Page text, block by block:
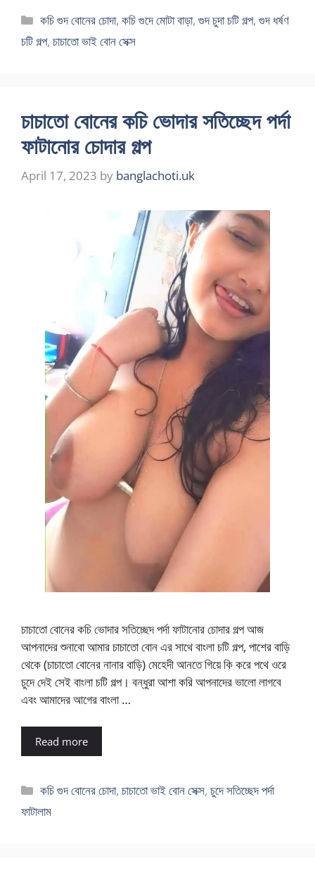
Categories
কচি গুদ বোনের চোদা,কচি গুদে মোটা বাড়া,গুদ চুদা চটি গল্প,গুদ ধর্ষণ
চটি গল্প, চাচাতো ভাই বোন সেক্স
চাচাতো বোনের কচি ভোদার সতিচ্ছেদ পর্দা
ফাটানোর চোদার গল্প
April 17, 2023 by banglachoti.uk
চাচাতো বোনের কচি ভোদার সতিচ্ছেদ পর্দা ফাটানোর চোদার গল্প আজ
আপনাদের শুনাবো আমার চাচাতো বোন এর সাথে বাংলা চটি গল্প, পাশের বাড়ি
থেকে (চাচাতো বোনের নানার বাড়ি) মেহেদী আনতে গিয়ে কি করে পথে ওরে
চুদে দেই সেই বাংলা চটি গল্প। বন্ধুরা আশা করি আপনাদের ভালো লাগবে
এবং আমাদের আগের বাংলা …
Read more
Categories
কচি গুদ বোনের চোদা,চাচাতো ভাই বোন সেক্স,চুদে সতিচ্ছেদ পর্দা
ফাটালাম